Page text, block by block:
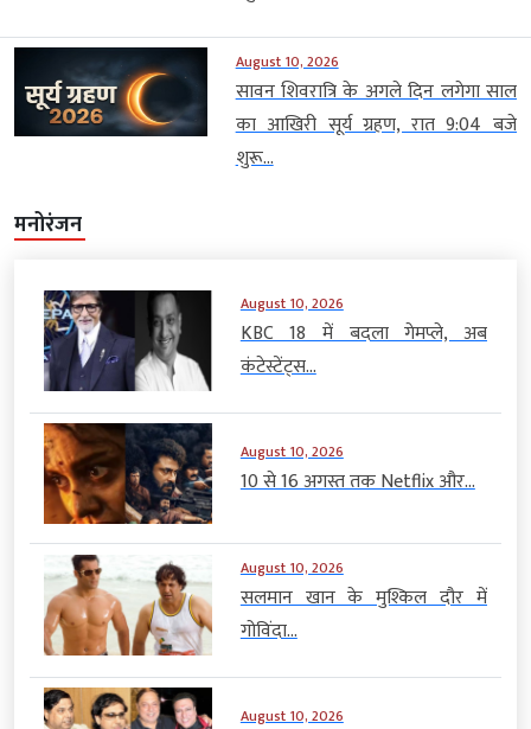
August 10, 2026
सावन शिवरात्रि के अगले दिन लगेगा साल
का आखिरी सूर्य ग्रहण, रात 9:04 बजे
शुरू...
मनोरंजन
August 10, 2026
KBC 18 में बदला गेमप्ले, अब
कंटेस्टेंट्स...
August 10, 2026
10 से 16 अगस्त तक Netflix और...
August 10, 2026
सलमान खान के मुश्किल दौर में
गोविंदा...
August 10, 2026